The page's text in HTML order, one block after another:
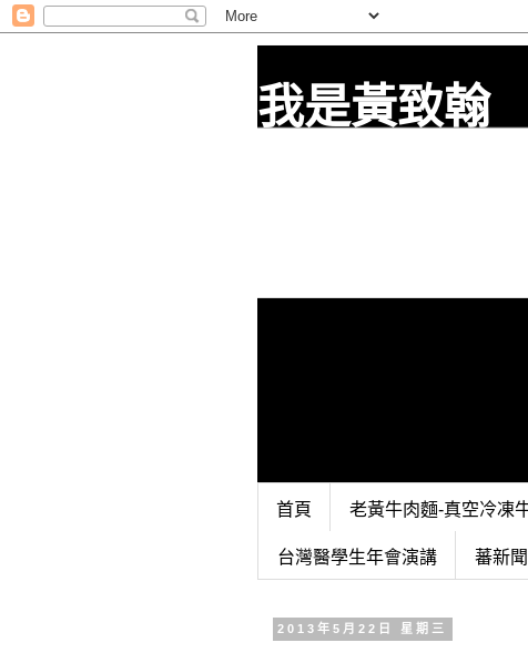
我是黃致翰
首頁 老黃牛肉麵-真空冷凍
台灣醫學生年會演講 蕃新
2013年5月22日 星期三